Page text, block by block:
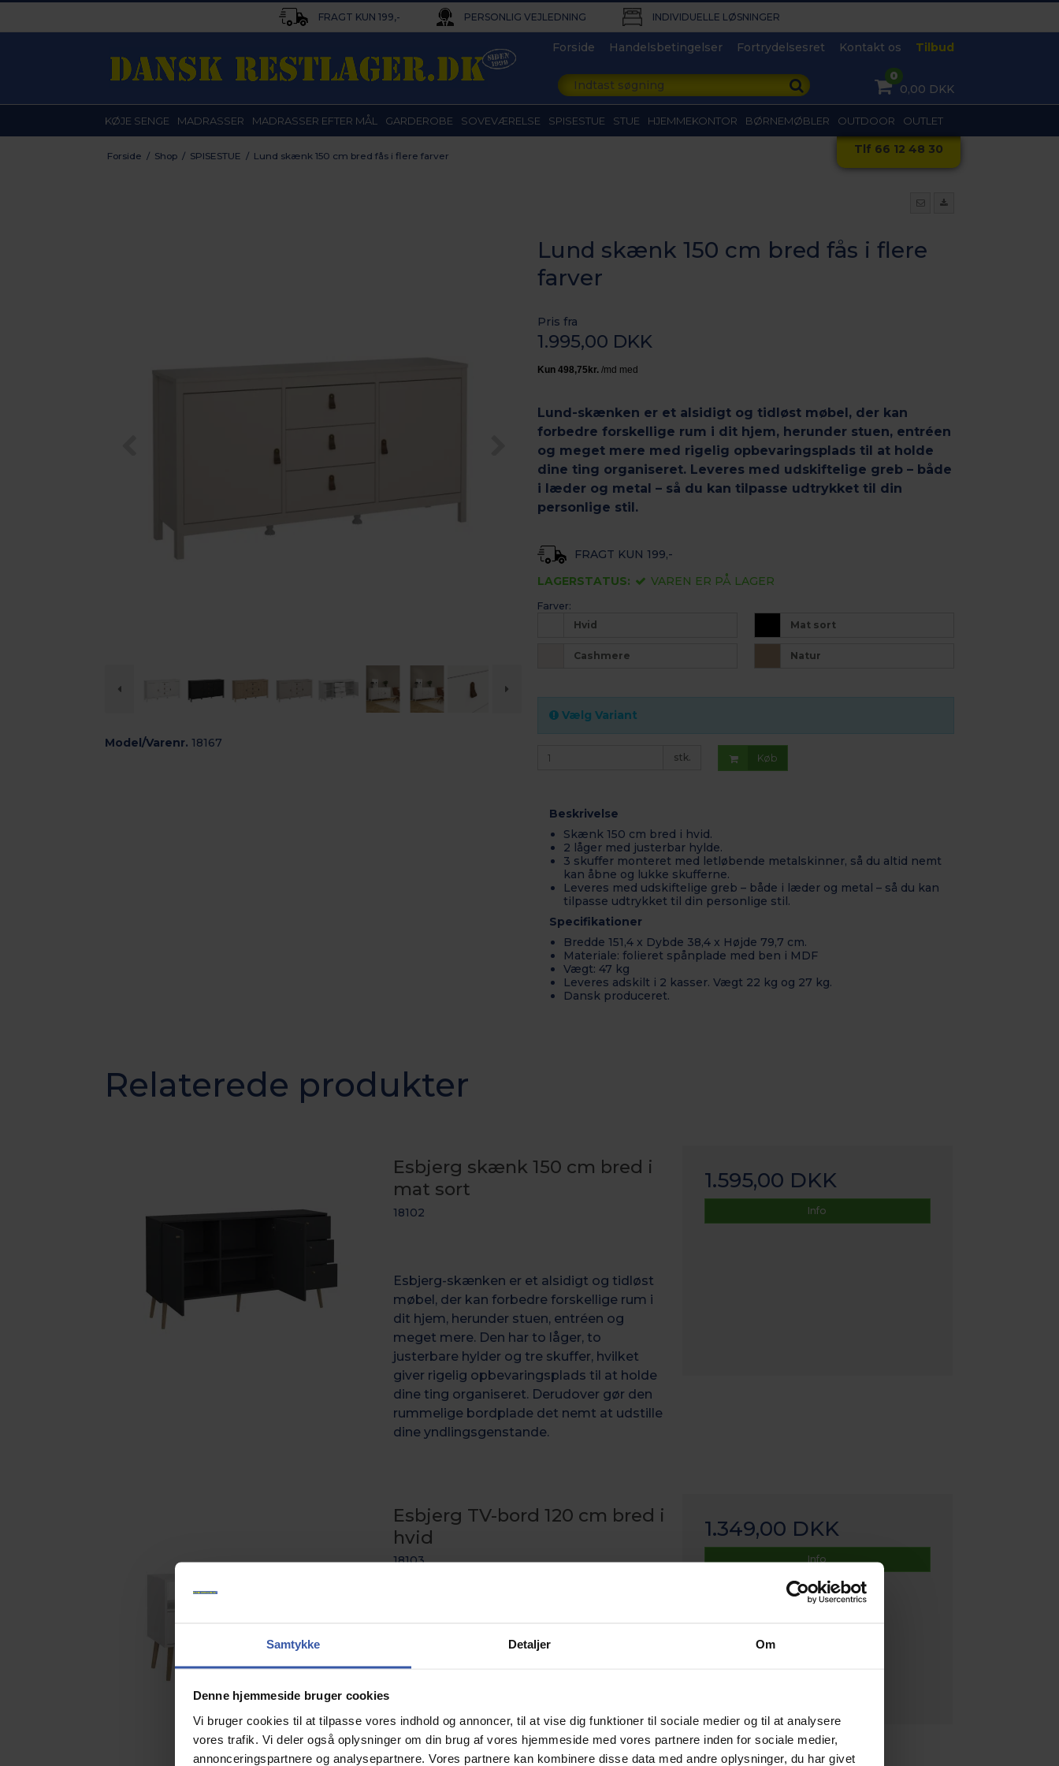
Samtykke Detaljer Om
Denne hjemmeside bruger cookies
Vi bruger cookies til at tilpasse vores indhold og annoncer, til at vise dig funktioner til sociale medier og til at analysere
vores trafik. Vi deler også oplysninger om din brug af vores hjemmeside med vores partnere inden for sociale medier,
annonceringspartnere og analysepartnere. Vores partnere kan kombinere disse data med andre oplysninger, du har givet
FRAGT KUN 199,- PERSONLIG VEJLEDNING INDIVIDUELLE LØSNINGER​
Forside Handelsbetingelser Fortrydelsesret Kontakt os Tilbud
0
0,00 DKK
KØJE SENGE MADRASSER MADRASSER EFTER MÅL GARDEROBE SOVEVÆRELSE SPISESTUE STUE HJEMMEKONTOR BØRNEMØBLER OUTDOOR OUTLET
Tlf 66 12 48 30
Forside / Shop / SPISESTUE / Lund skænk 150 cm bred fås i flere farver
Model/Varenr. 18167
Lund skænk 150 cm bred fås i flere
farver
Pris fra
1.995,00 DKK
Lund-skænken er et alsidigt og tidløst møbel, der kan
forbedre forskellige rum i dit hjem, herunder stuen, entréen
og meget mere med rigelig opbevaringsplads til at holde
dine ting organiseret. Leveres med udskiftelige greb – både
i læder og metal – så du kan tilpasse udtrykket til din
personlige stil.
FRAGT KUN 199,-
LAGERSTATUS:
VAREN ER PÅ LAGER
Farver:
Hvid
Mat sort
Cashmere Natur
Vælg Variant
stk. Køb
Beskrivelse
Skænk 150 cm bred i hvid.
2 låger med justerbar hylde.
3 skuffermonteret med letløbende metalskinner, så du altid nemt
kan åbne og lukke skufferne.
Leveres med udskiftelige greb – både i læder og metal – så du kan
tilpasse udtrykket til din personlige stil.
Specifikationer
Bredde 151,4 x Dybde 38,4 x Højde 79,7 cm.
Materiale: folieret spånplade med ben i MDF
Vægt: 47 kg
Leveres adskilt i 2 kasser. Vægt 22 kg og 27 kg.
Dansk produceret.
Relaterede produkter
Esbjerg skænk 150 cm bred i
mat sort
18102
Esbjerg-skænken er et alsidigt og tidløst
møbel, der kan forbedre forskellige rum i
dit hjem, herunder stuen, entréen og
meget mere. Den har to låger, to
justerbare hylder og tre skuffer, hvilket
giver rigelig opbevaringsplads til at holde
dine ting organiseret. Derudover gør den
rummelige bordplade det nemt at udstille
dine yndlingsgenstande.
1.595,00 DKK
Info
Esbjerg TV-bord 120 cm bred i
hvid
18103
tidløs opbevaringsløsning til
underholdning. Med to skuffer til
og funktionalitet.
1.349,00 DKK
Info